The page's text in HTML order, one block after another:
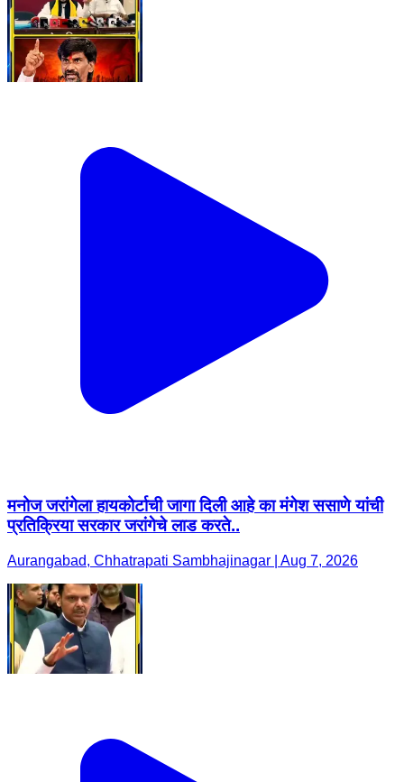
मनोज जरांगेला हायकोर्टाची जागा दिली आहे का मंगेश ससाणे यांची
प्रतिक्रिया सरकार जरांगेचे लाड करते..
Aurangabad, Chhatrapati Sambhajinagar | Aug 7, 2026